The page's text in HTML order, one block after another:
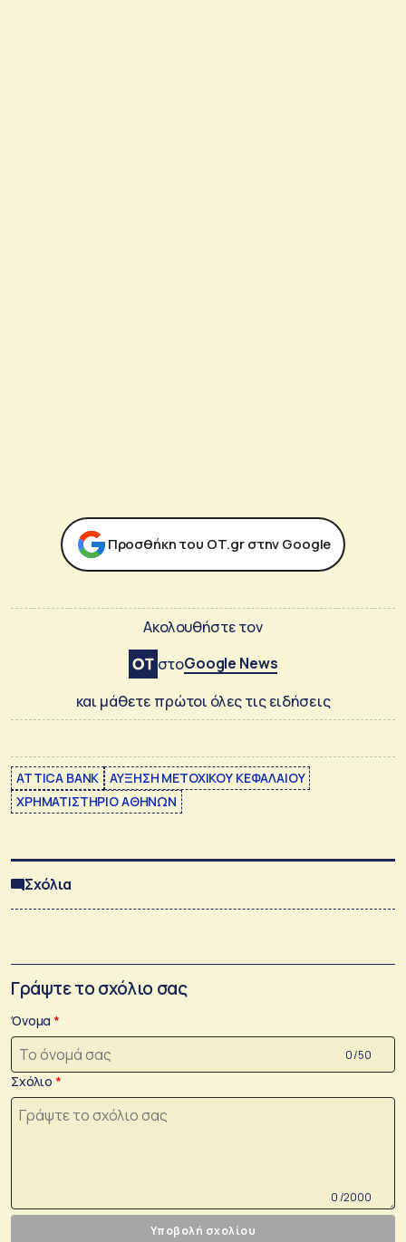
Προσθήκη του ΟΤ.gr στην Google
Ακολουθήστε τον
στοGoogle News
και μάθετε πρώτοι όλες τις ειδήσεις
ATTICA BANK
ΑΥΞΗΣΗ ΜΕΤΟΧΙΚΟΥ ΚΕΦΑΛΑΙΟΥ
ΧΡΗΜΑΤΙΣΤΗΡΙΟ ΑΘΗΝΩΝ
Σχόλια
Γράψτε το σχόλιο σας
Όνομα
0 /50
Σχόλιο
0 /2000
Υποβολή σχολίου